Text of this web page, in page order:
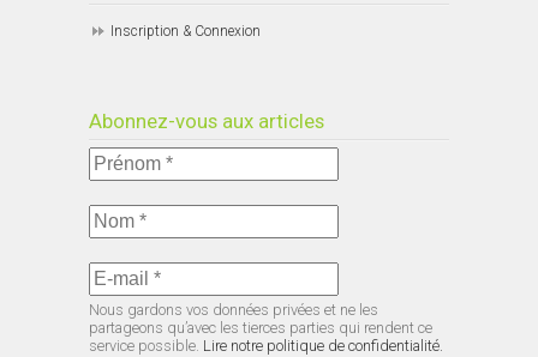
Inscription & Connexion
Abonnez-vous aux articles
Nous gardons vos données privées et ne les
partageons qu’avec les tierces parties qui rendent ce
service possible. Lire notre politique de confidentialité.